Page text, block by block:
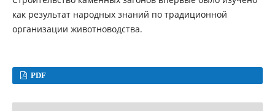
как результат народных знаний по традиционной
организации животноводства.
PDF